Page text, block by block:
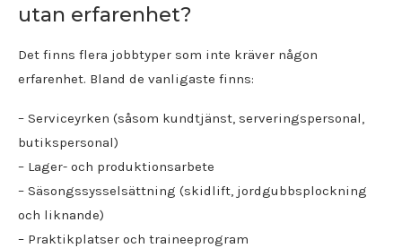
utan erfarenhet?
Det finns flera jobbtyper som inte kräver någon
erfarenhet. Bland de vanligaste finns:
– Serviceyrken (såsom kundtjänst, serveringspersonal,
butikspersonal)
– Lager- och produktionsarbete
– Säsongssysselsättning (skidlift, jordgubbsplockning
och liknande)
– Praktikplatser och traineeprogram